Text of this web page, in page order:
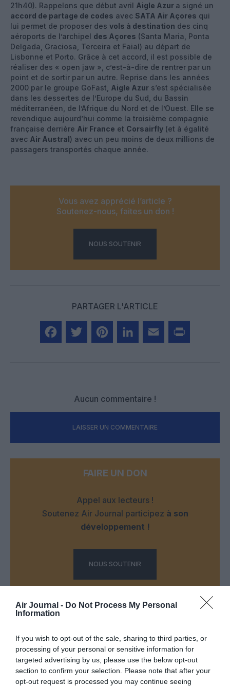
Air Journal - Do Not Process My Personal
Information
If you wish to opt-out of the sale, sharing to third parties, or
processing of your personal or sensitive information for
targeted advertising by us, please use the below opt-out
section to confirm your selection. Please note that after your
opt-out request is processed you may continue seeing
21h40). Rappelons que début avril Aigle Azur a signé un
accord de partage de codes avec SATA Air Açores qui
lui permet de proposer des vols à destination des cinq
aéroports de l’archipel des Açores (Santa Maria, Ponta
Delgada, Graciosa, Terceira et Faial) au départ de
Lisbonne et Porto. Grâce à cet accord, il est possible de
réaliser des « open jaw », c’est-à-dire de rentrer par un
point et de sortir par un autre. Reprise dans les années
2000 par le groupe GoFast, Aigle Azur s’est spécialisée
dans les dessertes de l’Europe du Sud, du Bassin
méditerranéen, de l’Afrique du Nord et de l’Ouest. Elle se
revendique aujourd’hui comme la troisième compagnie
française derrière Air France et Corsairfly (et à égalité
avec Air Austral) avec un peu moins de deux millions de
passagers transportés chaque année.
Vous avez apprécié l’article ?
Soutenez-nous, faites un don !
NOUS SOUTENIR
PARTAGER L'ARTICLE
Aucun commentaire !
LAISSER UN COMMENTAIRE
FAIRE UN DON
Appel aux lecteurs !
Soutenez Air Journal participez à son
développement !
NOUS SOUTENIR
DERNIERS COMMENTAIRES